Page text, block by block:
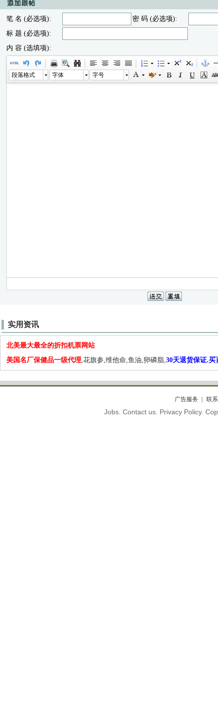
笔 名 (必选项):
密 码 (必选项):
标 题 (必选项):
内 容 (选填项):
段落格式 字体 字号
实用资讯
北美最大最全的折扣机票网站
美国名厂保健品一级代理,花旗参,维他命,鱼油,卵磷脂,30天退货保证.买
广告服务 联
Jobs. Contact us. Privacy Policy.